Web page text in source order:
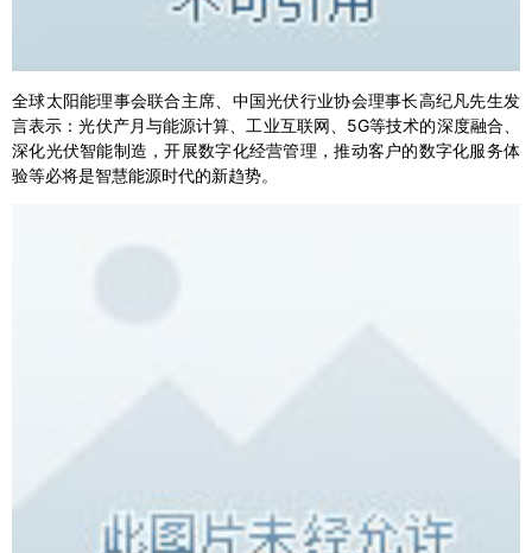
全球太阳能理事会联合主席、中国光伏行业协会理事长高纪凡先生发
言表示：光伏产月与能源计算、工业互联网、5G等技术的深度融合、
深化光伏智能制造，开展数字化经营管理，推动客户的数字化服务体
验等必将是智慧能源时代的新趋势。